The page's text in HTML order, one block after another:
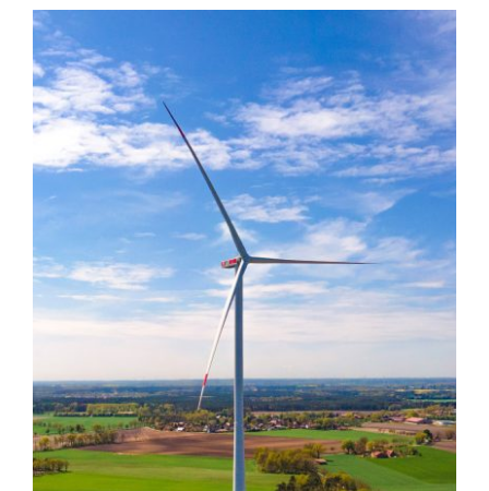
Expertentalk Energie und
Klimaschutz